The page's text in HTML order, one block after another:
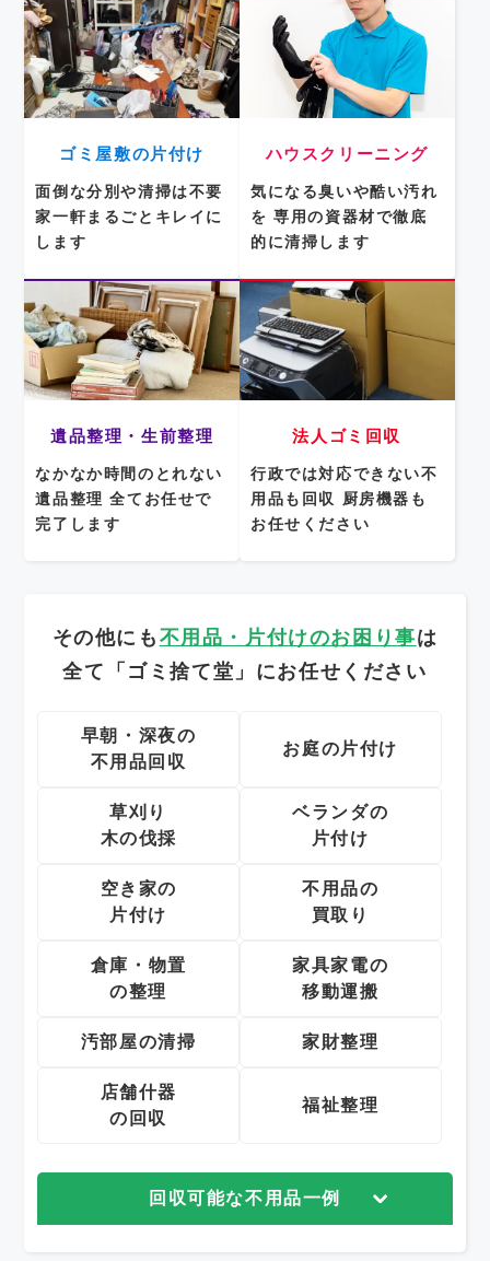
ゴミ屋敷の片付け
面倒な分別や清掃は不要
家一軒まるごとキレイに
します
ハウスクリーニング
気になる臭いや酷い汚れ
を 専用の資器材で徹底
的に清掃します
遺品整理・生前整理
なかなか時間のとれない
遺品整理 全てお任せで
完了します
法人ゴミ回収
行政では対応できない不
用品も回収 厨房機器も
お任せください
その他にも 不用品・片付けのお困り事は
全て「ゴミ捨て堂」にお任せください
早朝・深夜の
不用品回収
お庭の片付け
草刈り
木の伐採
ベランダの
片付け
空き家の
片付け
不用品の
買取り
倉庫・物置
の整理
家具家電の
移動運搬
汚部屋の清掃 家財整理
店舗什器
の回収
福祉整理
回収可能な不用品一例